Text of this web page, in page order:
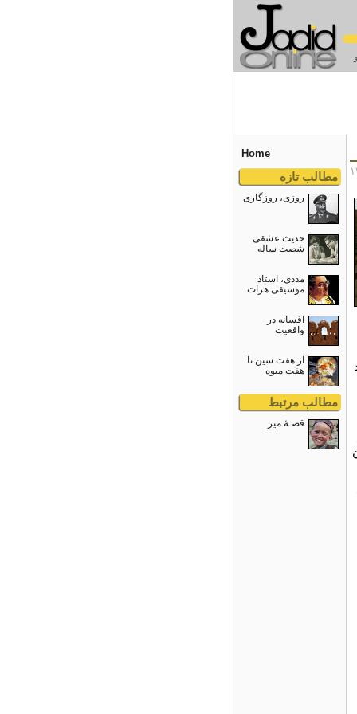
Home
مطالب تازه
روزی، روزگاری
حدیث عشقی
شصت ساله
مددی، استاد
موسیقی هرات
افسانه در
واقعیت
از هفت سین تا
هفت میوه
مطالب مرتبط
قصـۀ میر